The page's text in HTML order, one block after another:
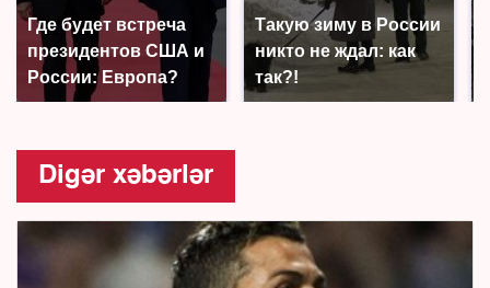
Где будет встреча
президентов США и
России: Европа?
Такую зиму в России
никто не ждал: как
так?!
Digər xəbərlər